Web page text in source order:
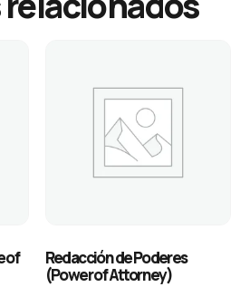
of
Redacción de Poderes
(Power of Attorney)